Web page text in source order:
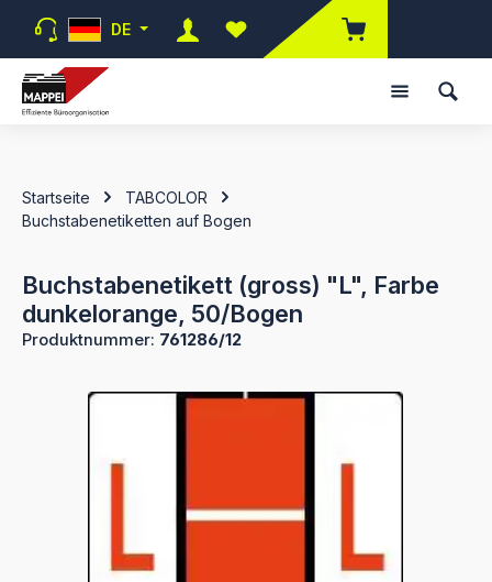
Zum Hauptinhalt springen
DE
Du hast 0 Produkte auf dem
Startseite
TABCOLOR
Buchstabenetiketten auf Bogen
Buchstabenetikett (gross) "L", Farbe
dunkelorange, 50/Bogen
Produktnummer: 761286/12
Bildergalerie überspringen